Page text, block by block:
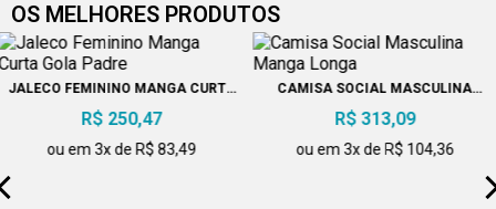
OS MELHORES PRODUTOS
JALECO FEMININO MANGA CURTA
GOLA PADRE
R$ 250,47
ou em 3x de R$ 83,49
CAMISA SOCIAL MASCULINA
MANGA LONGA
R$ 313,09
ou em 3x de R$ 104,36